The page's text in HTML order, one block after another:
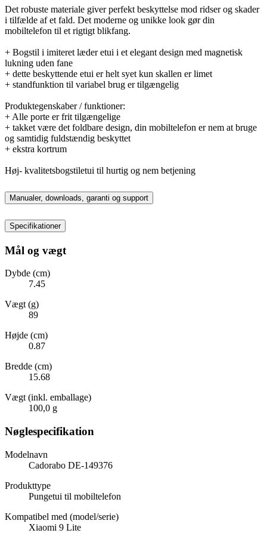
Det robuste materiale giver perfekt beskyttelse mod ridser og skader
i tilfælde af et fald. Det moderne og unikke look gør din
mobiltelefon til et rigtigt blikfang.
+ Bogstil i imiteret læder etui i et elegant design med magnetisk
lukning uden fane
+ dette beskyttende etui er helt syet kun skallen er limet
+ standfunktion til variabel brug er tilgængelig
Produktegenskaber / funktioner:
+ Alle porte er frit tilgængelige
+ takket være det foldbare design, din mobiltelefon er nem at bruge
og samtidig fuldstændig beskyttet
+ ekstra kortrum
Høj- kvalitetsbogstiletui til hurtig og nem betjening
Manualer, downloads, garanti og support
Specifikationer
Mål og vægt
Dybde (cm)
7.45
Vægt (g)
89
Højde (cm)
0.87
Bredde (cm)
15.68
Vægt (inkl. emballage)
100,0 g
Nøglespecifikation
Modelnavn
Cadorabo DE-149376
Produkttype
Pungetui til mobiltelefon
Kompatibel med (model/serie)
Xiaomi 9 Lite